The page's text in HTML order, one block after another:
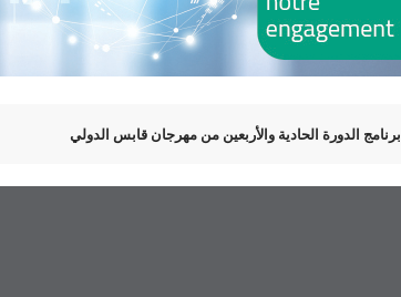
برنامج الدورة الحادية والأربعين من مهرجان قابس الدولي